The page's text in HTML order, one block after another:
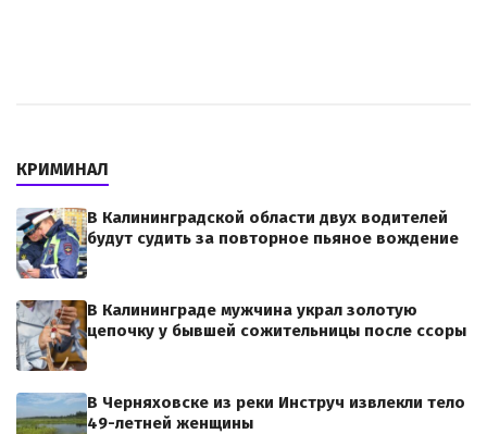
КРИМИНАЛ
В Калининградской области двух водителей
будут судить за повторное пьяное вождение
В Калининграде мужчина украл золотую
цепочку у бывшей сожительницы после ссоры
В Черняховске из реки Инструч извлекли тело
49-летней женщины